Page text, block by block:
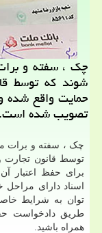
چك ، سفته و
شوند كه توسط
حمایت واقع شده
تصویب شده است.
چک ، سفته و برات
توسط قانون تجارت
برای حفظ اعتبار
اسناد دارای
توان به شرایط
طریق دادخواست
همراه باشید.